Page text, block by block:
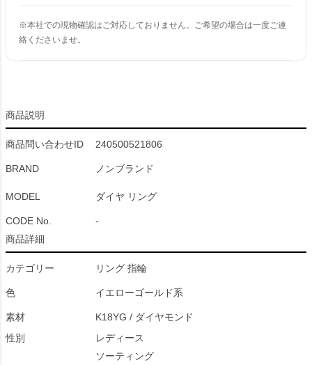
※本社での現物確認はご対応しておりません。ご希望の場合は一度ご連
絡くださいませ。
商品説明
商品問い合わせID 240500521806
BRAND ノンブランド
MODEL ダイヤ リング
CODE No.
-
商品詳細
カテゴリー リング 指輪
色 イエローゴールド系
素材
K18YG / ダイヤモンド
性別
レディース
ソーティング